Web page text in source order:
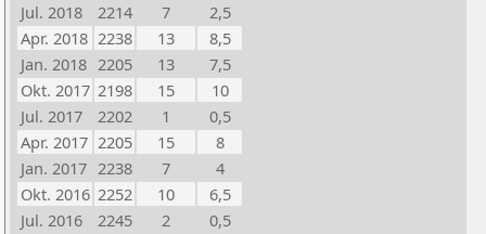
Jul. 2018
2214 7
2,5
Apr. 2018 2238 13
8,5
Jan. 2018 2205 13
7,5
Okt. 2017 2198 15
10
Jul. 2017
2202 1
0,5
Apr. 2017 2205 15
8
Jan. 2017 2238 7
4
Okt. 2016 2252 10
6,5
Jul. 2016
2245 2
0,5